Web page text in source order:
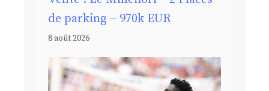
de parking – 970k EUR
8 août 2026